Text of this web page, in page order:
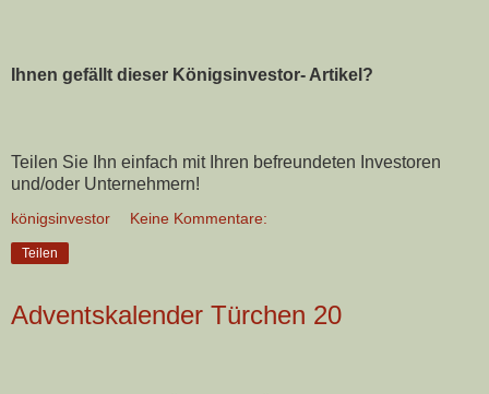
Ihnen gefällt dieser Königsinvestor- Artikel?
Teilen Sie Ihn einfach mit Ihren befreundeten Investoren
und/oder Unternehmern!
königsinvestor Keine Kommentare:
Teilen
Adventskalender Türchen 20